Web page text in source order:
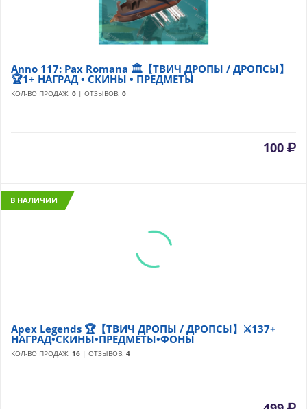
Anno 117: Pax Romana 🏛️【ТВИЧ ДРОПЫ / ДРОПСЫ】
🏆1+ НАГРАД • СКИНЫ • ПРЕДМЕТЫ
КОЛ-ВО ПРОДАЖ: 0 | ОТЗЫВОВ: 0
100
В НАЛИЧИИ
Apex Legends 🏆【ТВИЧ ДРОПЫ / ДРОПСЫ】⚔️137+
НАГРАД•СКИНЫ•ПРЕДМЕТЫ•ФОНЫ
КОЛ-ВО ПРОДАЖ: 16 | ОТЗЫВОВ: 4